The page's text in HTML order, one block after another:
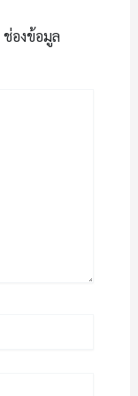
ช่องข้อมูล